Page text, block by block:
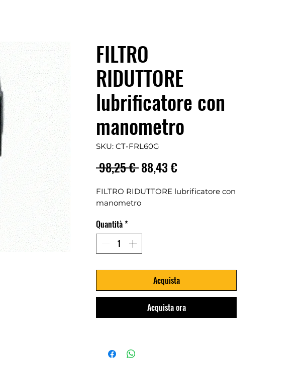
FILTRO
RIDUTTORE
lubrificatore con
manometro
SKU: CT-FRL60G
98,25 € Prezzo
88,43 €
FILTRO RIDUTTORE lubrificatore con
manometro
Quantità*
Acquista
Acquista ora